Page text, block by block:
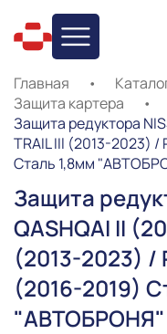
Главная •
Защита картера
•
Защита редуктора
TRAIL IIl (2013-2023) /
Сталь 1,8мм
Защита
QASHQAI II
(2013-2023) /
(2016-2019)
"АВТОБРОНЯ"